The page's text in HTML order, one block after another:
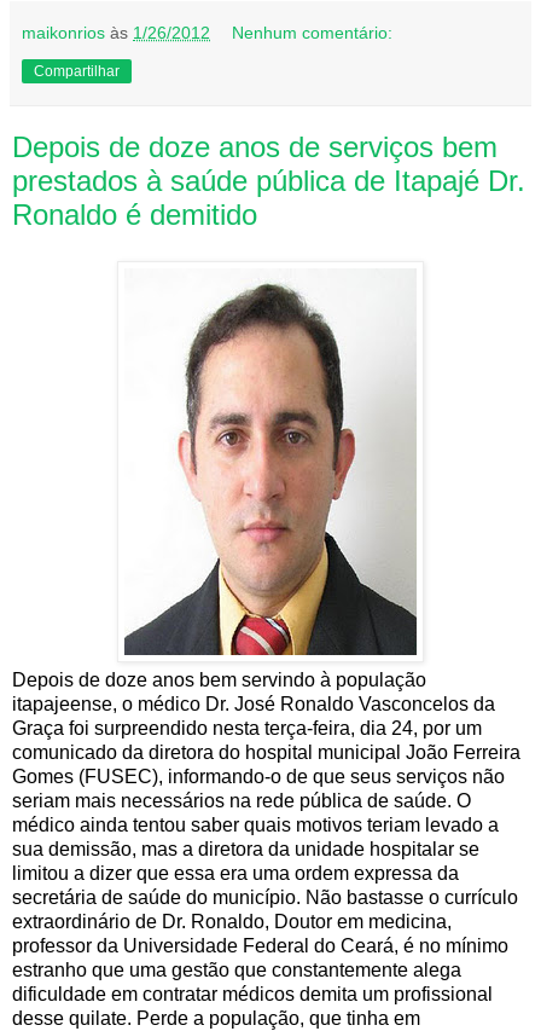
maikonrios às 1/26/2012 Nenhum comentário:
Compartilhar
Depois de doze anos de serviços bem
prestados à saúde pública de Itapajé Dr.
Ronaldo é demitido
Depois de doze anos bem servindo à população
itapajeense, o médico Dr. José Ronaldo Vasconcelos da
Graça foi surpreendido nesta terça-feira, dia 24, por um
comunicado da diretora do hospital municipal João Ferreira
Gomes (FUSEC), informando-o de que seus serviços não
seriam mais necessários na rede pública de saúde. O
médico ainda tentou saber quais motivos teriam levado a
sua demissão, mas a diretora da unidade hospitalar se
limitou a dizer que essa era uma ordem expressa da
secretária de saúde do município. Não bastasse o currículo
extraordinário de Dr. Ronaldo, Doutor em medicina,
professor da Universidade Federal do Ceará, é no mínimo
estranho que uma gestão que constantemente alega
dificuldade em contratar médicos demita um profissional
desse quilate. Perde a população, que tinha em